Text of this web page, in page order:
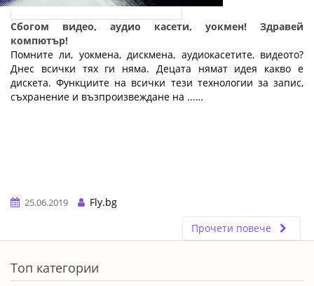
Сбогом видео, аудио касети, уокмен! Здравей
компютър!
Помните ли, уокмена, дискмена, аудиокасетите, видеото?
Днес всички тях ги няма. Децата нямат идея какво е
дискета. Функциите на всички тези технологии за запис,
съхранение и възпроизвеждане на ...…
25.06.2019
Fly.bg
Прочети повече
Топ категории